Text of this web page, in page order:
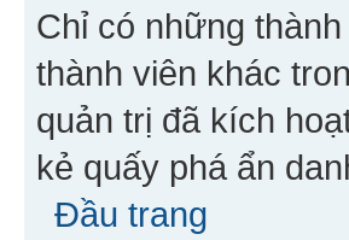
Chỉ có những
thành viên khác
quản trị đã kích
kẻ quấy phá ẩn
Đầu trang